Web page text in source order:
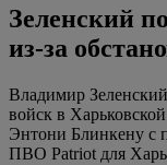
Зеленский
из-за
Владимир
войск в
Энтони Блинкену с
ПВО Patriot для